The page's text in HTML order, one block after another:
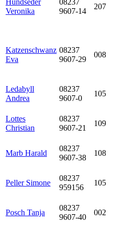
Hundseder
Veronika
08237
9607-14
207
Katzenschwanz
Eva
08237
9607-29
008
Ledabyll
Andrea
08237
9607-0
105
Lottes
Christian
08237
9607-21
109
Marb Harald
08237
9607-38
108
Peller Simone
08237
959156
105
Posch Tanja
08237
9607-40
002